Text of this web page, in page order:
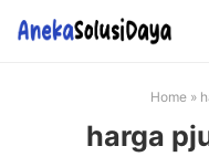
Home»
harga